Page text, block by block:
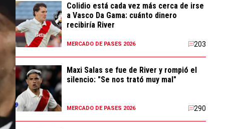
Colidio está cada vez más cerca de irse
a Vasco Da Gama: cuánto dinero
recibiría River
MERCADO DE PASES 2026 203
Maxi Salas se fue de River y rompió el
silencio: "Se nos trató muy mal"
MERCADO DE PASES 2026 290